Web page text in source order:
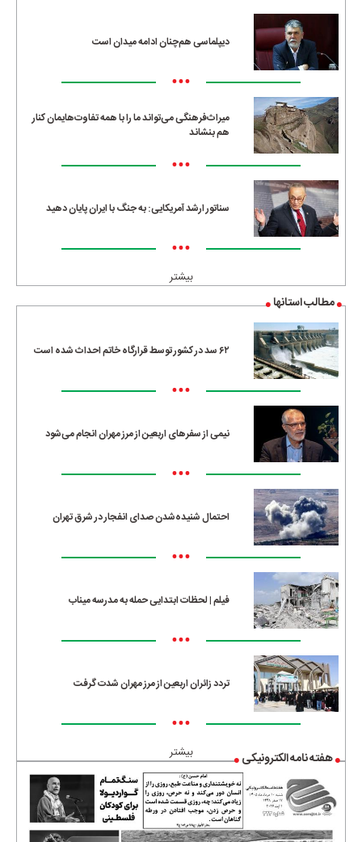
دیپلماسی هم‌چنان ادامه میدان است
•••
میراث‌فرهنگی می‌تواند ما را با همه تفاوت‌هایمان کنار
هم بنشاند
•••
سناتور ارشد آمریکایی: به جنگ با ایران پایان دهید
•••
بیشتر
مطالب استانها
۶۲ سد در کشور توسط قرارگاه خاتم احداث شده است
•••
نیمی از سفرهای اربعین از مرز مهران انجام می‌شود
•••
احتمال شنیده‌شدن صدای انفجار در شرق تهران
•••
فیلم | لحظات ابتدایی حمله به مدرسه میناب
•••
تردد زائران اربعین از مرز مهران شدت گرفت
•••
بیشتر هفته نامه الکترونیکی